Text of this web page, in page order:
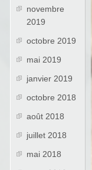
novembre
2019
octobre 2019
mai 2019
janvier 2019
octobre 2018
août 2018
juillet 2018
mai 2018